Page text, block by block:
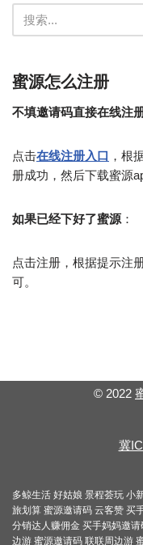
蜜源怎么注册
不填邀请码直接在线注
点击在线注册入口 ，根
册成功，然后下载蜜源
如果已经下好了蜜源 ：
点击注册，根据提示注
可。
© 2022
冀
多鲸生活 好姑娘 景程荟玩 小
旅划算 蜜源邀请码 云客赞 买
分销达人赚佣金 买手妈妈邀请
边游 蜜源邀请码 联联周边游